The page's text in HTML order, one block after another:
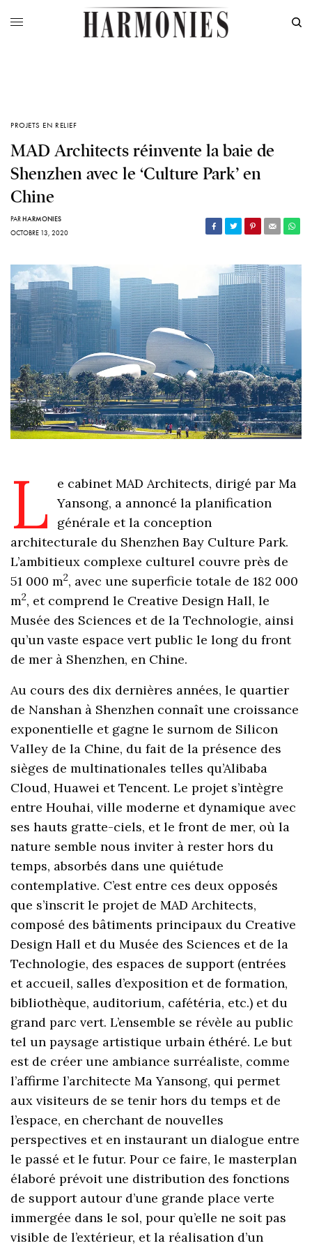
PROJETS EN RELIEF
MAD Architects réinvente la baie de
Shenzhen avec le ‘Culture Park’ en
Chine
PARHARMONIES
OCTOBRE 13, 2020
L
e cabinet MAD Architects, dirigé par Ma
Yansong, a annoncé la planification
générale et la conception
architecturale du Shenzhen Bay Culture Park.
L’ambitieux complexe culturel couvre près de
51 000 m2, avec une superficie totale de 182 000
m2, et comprend le Creative Design Hall, le
Musée des Sciences et de la Technologie, ainsi
qu’un vaste espace vert public le long du front
de mer à Shenzhen, en Chine.
Au cours des dix dernières années, le quartier
de Nanshan à Shenzhen connaît une croissance
exponentielle et gagne le surnom de Silicon
Valley de la Chine, du fait de la présence des
sièges de multinationales telles qu’Alibaba
Cloud, Huawei et Tencent. Le projet s’intègre
entre Houhai, ville moderne et dynamique avec
ses hauts gratte-ciels, et le front de mer, où la
nature semble nous inviter à rester hors du
temps, absorbés dans une quiétude
contemplative. C’est entre ces deux opposés
que s’inscrit le projet de MAD Architects,
composé des bâtiments principaux du Creative
Design Hall et du Musée des Sciences et de la
Technologie, des espaces de support (entrées
et accueil, salles d’exposition et de formation,
bibliothèque, auditorium, cafétéria, etc.) et du
grand parc vert. L’ensemble se révèle au public
tel un paysage artistique urbain éthéré. Le but
est de créer une ambiance surréaliste, comme
l’affirme l’architecte Ma Yansong, qui permet
aux visiteurs de se tenir hors du temps et de
l’espace, en cherchant de nouvelles
perspectives et en instaurant un dialogue entre
le passé et le futur. Pour ce faire, le masterplan
élaboré prévoit une distribution des fonctions
de support autour d’une grande place verte
immergée dans le sol, pour qu’elle ne soit pas
visible de l’extérieur, et la réalisation d’un